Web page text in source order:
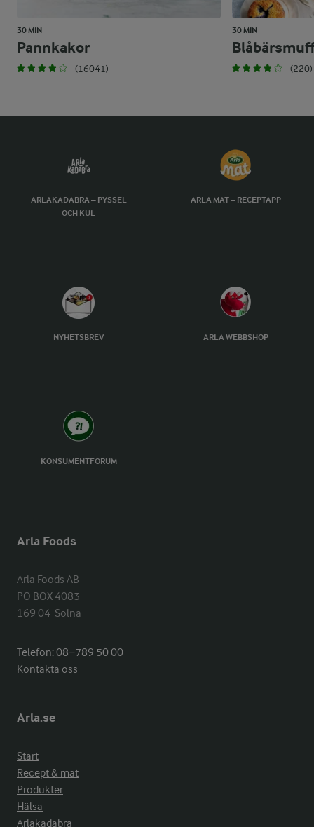
30 MIN
Pannkakor
(16041)
30 MIN
(220)
ARLAKADABRA – PYSSEL
OCH KUL
ARLA MAT – RECEPTAPP
NYHETSBREV ARLA WEBBSHOP
KONSUMENTFORUM
Arla Foods
Arla Foods AB
PO BOX 4083
169 04  Solna
Telefon:08−789 50 00
Kontakta oss
Arla.se
Start
Recept & mat
Produkter
Hälsa
Arlakadabra